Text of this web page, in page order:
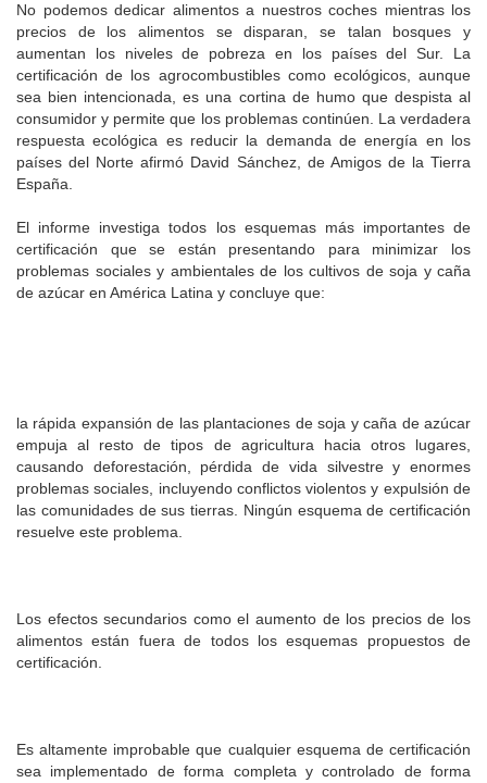
No podemos dedicar alimentos a nuestros coches mientras los
precios de los alimentos se disparan, se talan bosques y
aumentan los niveles de pobreza en los países del Sur. La
certificación de los agrocombustibles como ecológicos, aunque
sea bien intencionada, es una cortina de humo que despista al
consumidor y permite que los problemas continúen. La verdadera
respuesta ecológica es reducir la demanda de energía en los
países del Norte afirmó David Sánchez, de Amigos de la Tierra
España.
El informe investiga todos los esquemas más importantes de
certificación que se están presentando para minimizar los
problemas sociales y ambientales de los cultivos de soja y caña
de azúcar en América Latina y concluye que:
la rápida expansión de las plantaciones de soja y caña de azúcar
empuja al resto de tipos de agricultura hacia otros lugares,
causando deforestación, pérdida de vida silvestre y enormes
problemas sociales, incluyendo conflictos violentos y expulsión de
las comunidades de sus tierras. Ningún esquema de certificación
resuelve este problema.
Los efectos secundarios como el aumento de los precios de los
alimentos están fuera de todos los esquemas propuestos de
certificación.
Es altamente improbable que cualquier esquema de certificación
sea implementado de forma completa y controlado de forma